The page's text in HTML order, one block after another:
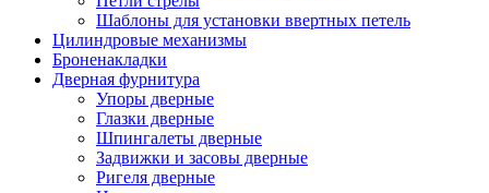
Шаблоны для установки ввертных петель
Цилиндровые механизмы
Броненакладки
Дверная фурнитура
Упоры дверные
Глазки дверные
Шпингалеты дверные
Задвижки и засовы дверные
Ригеля дверные